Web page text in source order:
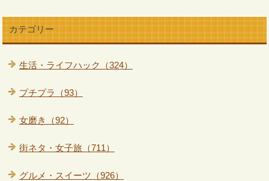
カテゴリー
生活・ライフハック（324）
プチプラ（93）
女磨き（92）
街ネタ・女子旅（711）
グルメ・スイーツ（926）